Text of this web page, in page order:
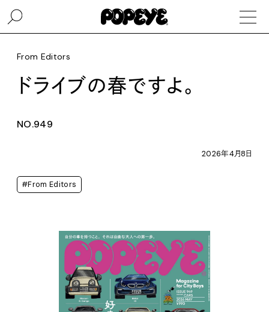
From Editors
ドライブの春ですよ。
NO.949
2026年4月8日
#From Editors